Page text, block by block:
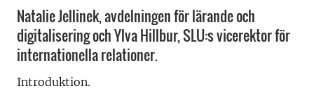
Natalie Jellinek, avdelningen för lärande och
digitalisering och Ylva Hillbur, SLU:s vicerektor för
internationella relationer.
Introduktion.